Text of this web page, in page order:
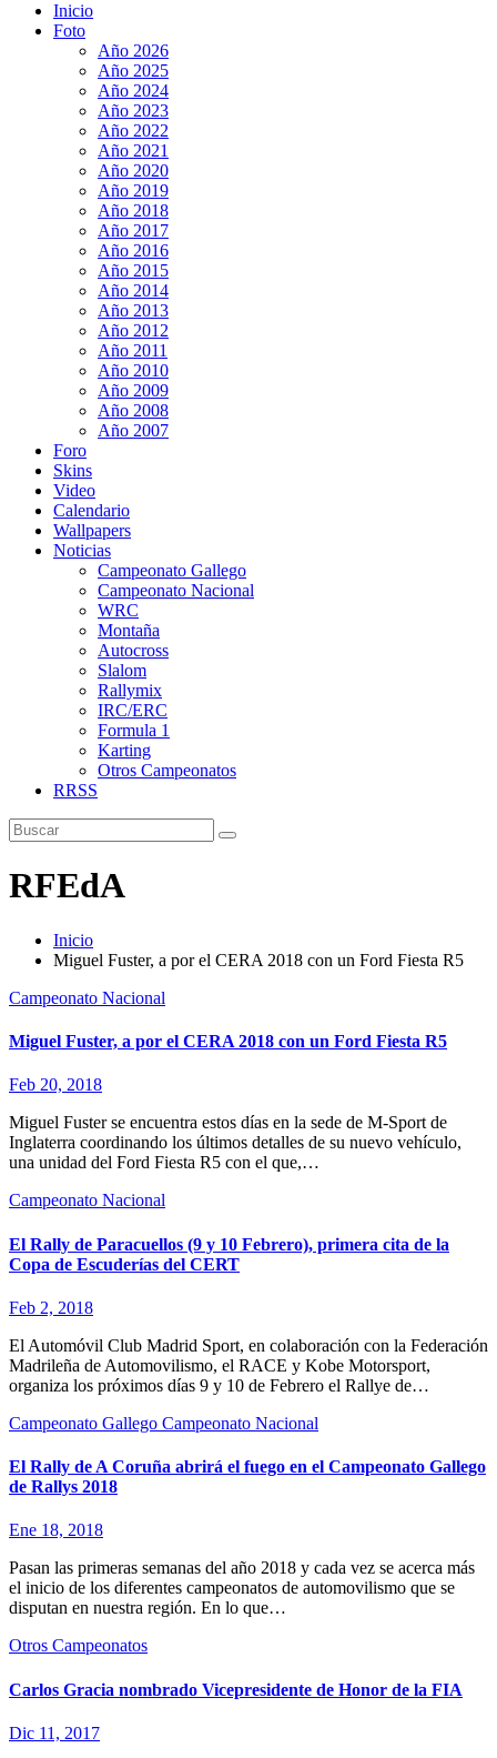
Inicio
Foto
Año 2026
Año 2025
Año 2024
Año 2023
Año 2022
Año 2021
Año 2020
Año 2019
Año 2018
Año 2017
Año 2016
Año 2015
Año 2014
Año 2013
Año 2012
Año 2011
Año 2010
Año 2009
Año 2008
Año 2007
Foro
Skins
Video
Calendario
Wallpapers
Noticias
Campeonato Gallego
Campeonato Nacional
WRC
Montaña
Autocross
Slalom
Rallymix
IRC/ERC
Formula 1
Karting
Otros Campeonatos
RRSS
RFEdA
Inicio
Miguel Fuster, a por el CERA 2018 con un Ford Fiesta R5
Campeonato Nacional
Miguel Fuster, a por el CERA 2018 con un Ford Fiesta R5
Feb 20, 2018
Miguel Fuster se encuentra estos días en la sede de M-Sport de
Inglaterra coordinando los últimos detalles de su nuevo vehículo,
una unidad del Ford Fiesta R5 con el que,…
Campeonato Nacional
El Rally de Paracuellos (9 y 10 Febrero), primera cita de la
Copa de Escuderías del CERT
Feb 2, 2018
El Automóvil Club Madrid Sport, en colaboración con la Federación
Madrileña de Automovilismo, el RACE y Kobe Motorsport,
organiza los próximos días 9 y 10 de Febrero el Rallye de…
Campeonato Gallego Campeonato Nacional
El Rally de A Coruña abrirá el fuego en el Campeonato Gallego
de Rallys 2018
Ene 18, 2018
Pasan las primeras semanas del año 2018 y cada vez se acerca más
el inicio de los diferentes campeonatos de automovilismo que se
disputan en nuestra región. En lo que…
Otros Campeonatos
Carlos Gracia nombrado Vicepresidente de Honor de la FIA
Dic 11, 2017